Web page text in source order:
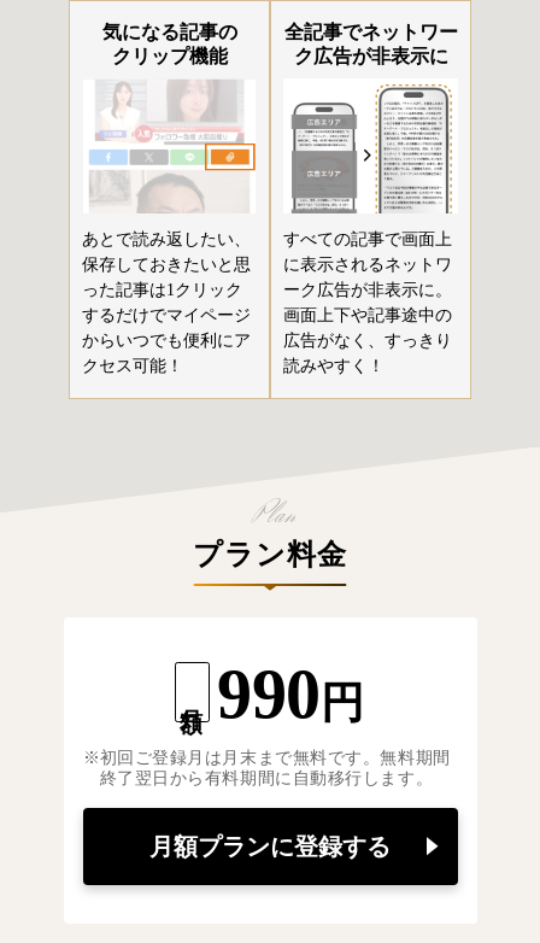
気になる記事の
クリップ機能
あとで読み返したい、
保存しておきたいと思
った記事は1クリック
するだけでマイページ
からいつでも便利にア
クセス可能！
全記事でネットワー
ク広告が非表示に
すべての記事で画面上
に表示されるネットワ
ーク広告が非表示に。
画面上下や記事途中の
広告がなく、すっきり
読みやすく！
プラン料金
990 円
初回ご登録月は月末まで無料です。無料期間
終了翌日から有料期間に自動移行します。
月額プランに登録する